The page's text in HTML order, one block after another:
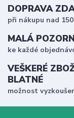
DOPRAVA
při nákupu nad
MALÁ
ke každé
VEŠKERÉ
BLATNÉ
možnost